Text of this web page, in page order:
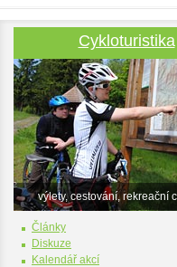
Cykloturistika
výlety, cestování, rekreační
Články
Diskuze
Kalendář akcí